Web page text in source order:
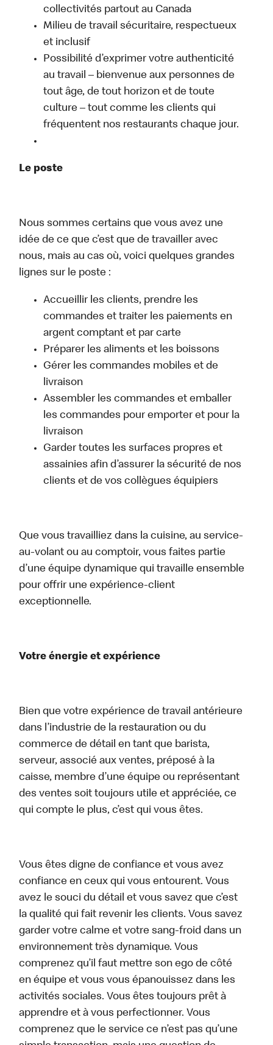
collectivités partout au Canada
Milieu de travail sécuritaire, respectueux
et inclusif
Possibilité d’exprimer votre authenticité
au travail – bienvenue aux personnes de
tout âge, de tout horizon et de toute
culture – tout comme les clients qui
fréquentent nos restaurants chaque jour.
Le poste
Nous sommes certains que vous avez une
idée de ce que c’est que de travailler avec
nous, mais au cas où, voici quelques grandes
lignes sur le poste :
Accueillir les clients, prendre les
commandes et traiter les paiements en
argent comptant et par carte
Préparer les aliments et les boissons
Gérer les commandes mobiles et de
livraison
Assembler les commandes et emballer
les commandes pour emporter et pour la
livraison
Garder toutes les surfaces propres et
assainies afin d’assurer la sécurité de nos
clients et de vos collègues équipiers
Que vous travailliez dans la cuisine, au service-
au-volant ou au comptoir, vous faites partie
d’une équipe dynamique qui travaille ensemble
pour offrir une expérience-client
exceptionnelle.
Votre énergie et expérience
Bien que votre expérience de travail antérieure
dans l’industrie de la restauration ou du
commerce de détail en tant que barista,
serveur, associé aux ventes, préposé à la
caisse, membre d’une équipe ou représentant
des ventes soit toujours utile et appréciée, ce
qui compte le plus, c’est qui vous êtes.
Vous êtes digne de confiance et vous avez
confiance en ceux qui vous entourent. Vous
avez le souci du détail et vous savez que c’est
la qualité qui fait revenir les clients. Vous savez
garder votre calme et votre sang-froid dans un
environnement très dynamique. Vous
comprenez qu’il faut mettre son ego de côté
en équipe et vous vous épanouissez dans les
activités sociales. Vous êtes toujours prêt à
apprendre et à vous perfectionner. Vous
comprenez que le service ce n’est pas qu’une